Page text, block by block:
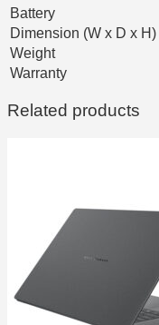
Battery
Dimension (W x D x H)
Weight
Warranty
Related products